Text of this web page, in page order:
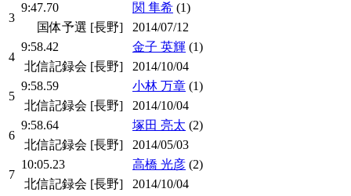
3
9:47.70 関 隼希 (1)
国体予選 [長野]
2014/07/12
4
9:58.42 金子 英輝 (1)
北信記録会 [長野]
2014/10/04
5
9:58.59 小林 万章 (1)
北信記録会 [長野]
2014/10/04
6
9:58.64 塚田 亮太 (2)
北信記録会 [長野]
2014/05/03
7
10:05.23 高橋 光彦 (2)
北信記録会 [長野]
2014/10/04